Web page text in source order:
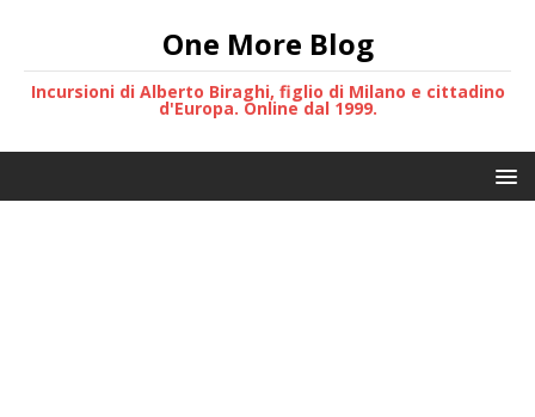
One More Blog
Incursioni di Alberto Biraghi, figlio di Milano e cittadino
d'Europa. Online dal 1999.